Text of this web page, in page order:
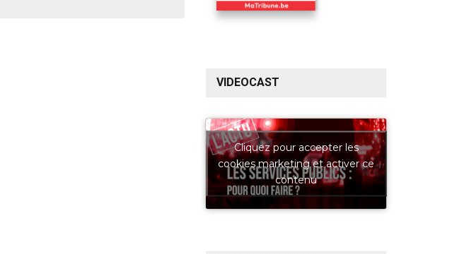
VIDEOCAST
Cliquez pour accepter les
cookies marketing et activer ce
contenu